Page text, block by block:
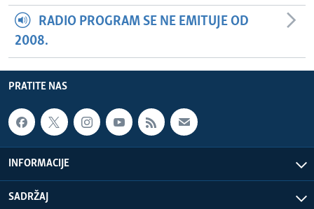
RADIO PROGRAM SE NE EMITUJE OD
2008.
PRATITE NAS
INFORMACIJE
SADRŽAJ